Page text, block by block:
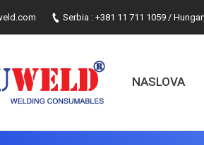
Serbia : +381 11 711 1059 /
NASLOVA